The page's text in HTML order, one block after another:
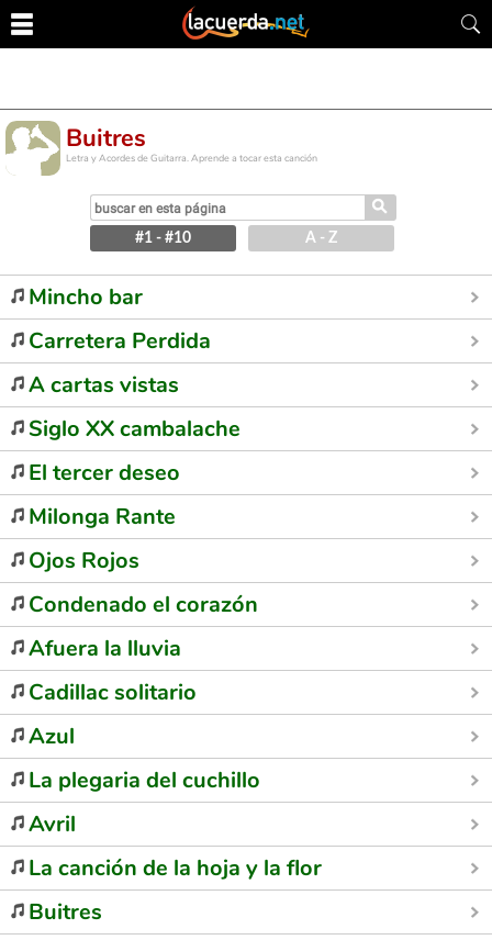
Buitres
Letra y Acordes de Guitarra. Aprende a tocar esta canción
⚲
#1 - #10 A - Z
Mincho bar
Carretera Perdida
A cartas vistas
Siglo XX cambalache
El tercer deseo
Milonga Rante
Ojos Rojos
Condenado el corazón
Afuera la lluvia
Cadillac solitario
Azul
La plegaria del cuchillo
Avril
La canción de la hoja y la flor
Buitres